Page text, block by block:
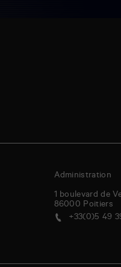
Administration
1 boulevard de
86000 Poitiers
+33(0)5 49